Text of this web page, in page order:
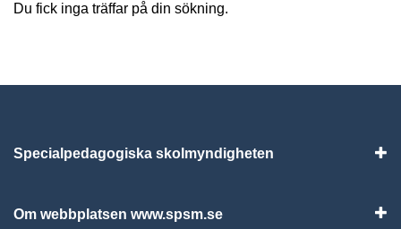
Du fick inga träffar på din sökning.
Specialpedagogiska skolmyndigheten
Om webbplatsen www.spsm.se